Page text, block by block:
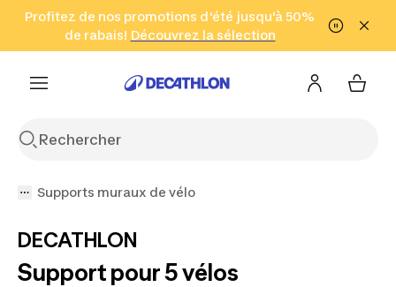
Aller à la recherche Aller au contenu Aller au pied de
Profitez de nos promotions d'été jusqu'à 50%
de rabais! Découvrez la sélection
Cliquez ici
en seulement 2 h!
(Zones sélectionnées)
Supports muraux de vélo
DECATHLON
Support pour 5 vélos